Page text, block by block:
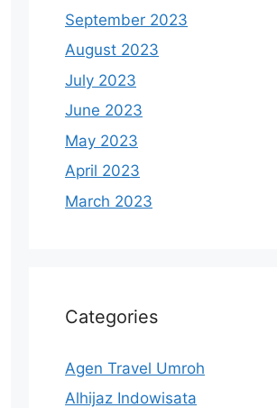
September 2023
August 2023
July 2023
June 2023
May 2023
April 2023
March 2023
Categories
Agen Travel Umroh
Alhijaz Indowisata